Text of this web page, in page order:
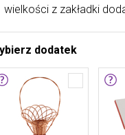
wielkości z zakładki
dodatek